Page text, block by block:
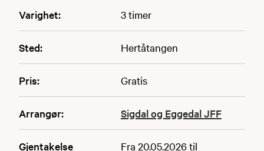
Varighet: 3 timer
Sted: Hertåtangen
Pris: Gratis
Arrangør: Sigdal og Eggedal JFF
Gjentakelse
Fra 20.05.2026 til